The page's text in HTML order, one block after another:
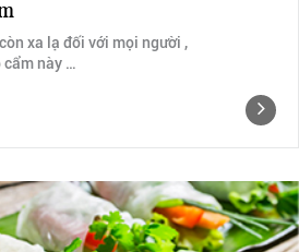
xa lạ đối với mọi người ,
cẩm này …